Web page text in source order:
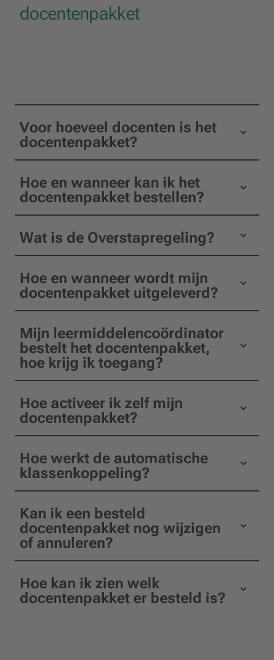
docentenpakket
Voor hoeveel docenten is het
docentenpakket?
Hoe en wanneer kan ik het
docentenpakket bestellen?
Wat is de Overstapregeling?
Hoe en wanneer wordt mijn
docentenpakket uitgeleverd?
Mijn leermiddelencoördinator
bestelt het docentenpakket,
hoe krijg ik toegang?
Hoe activeer ik zelf mijn
docentenpakket?
Hoe werkt de automatische
klassenkoppeling?
Kan ik een besteld
docentenpakket nog wijzigen
of annuleren?
Hoe kan ik zien welk
docentenpakket er besteld is?